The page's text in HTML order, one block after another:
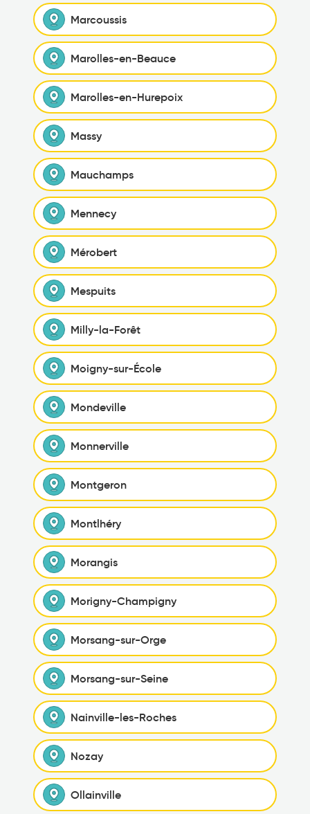
Marcoussis
Marolles-en-Beauce
Marolles-en-Hurepoix
Massy
Mauchamps
Mennecy
Mérobert
Mespuits
Milly-la-Forêt
Moigny-sur-École
Mondeville
Monnerville
Montgeron
Montlhéry
Morangis
Morigny-Champigny
Morsang-sur-Orge
Morsang-sur-Seine
Nainville-les-Roches
Nozay
Ollainville